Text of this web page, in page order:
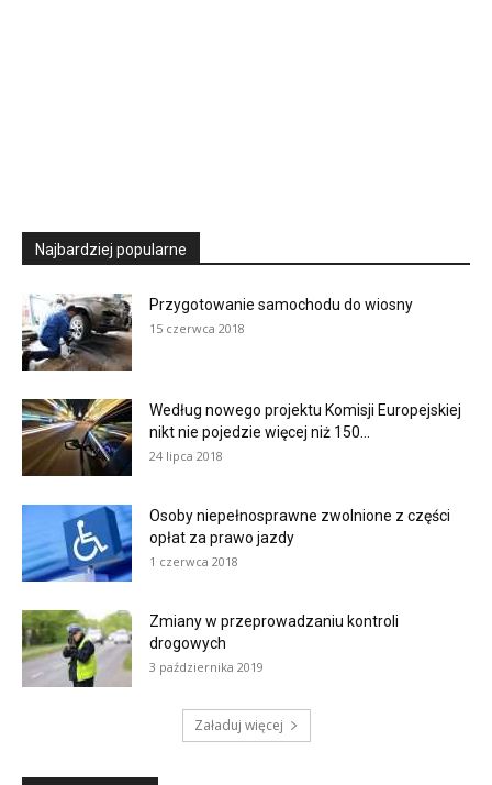
Najbardziej popularne
Przygotowanie samochodu do wiosny
15 czerwca 2018
Według nowego projektu Komisji Europejskiej
nikt nie pojedzie więcej niż 150...
24 lipca 2018
Osoby niepełnosprawne zwolnione z części
opłat za prawo jazdy
1 czerwca 2018
Zmiany w przeprowadzaniu kontroli
drogowych
3 października 2019
Załaduj więcej